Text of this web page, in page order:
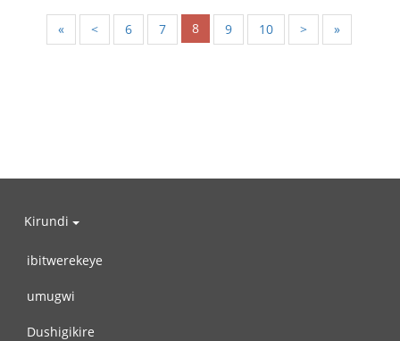
« < 6 7 8 9 10 > »
Kirundi
ibitwerekeye
umugwi
Dushigikire